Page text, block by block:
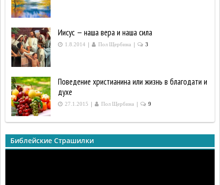
Иисус — наша вера и наша сила
1.8.2014 | Пол Щербина | 3
Поведение христианина или жизнь в благодати и
духе
27.1.2015 | Пол Щербина | 9
Библейские Страшилки